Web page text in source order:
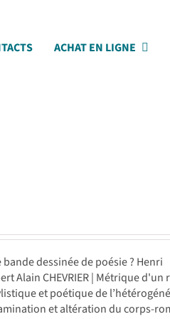
ACHAT EN LIGNE
dessinée de poésie ? Henri
Alain CHEVRIER | Métrique d'un
et poétique de
et altération du corps-